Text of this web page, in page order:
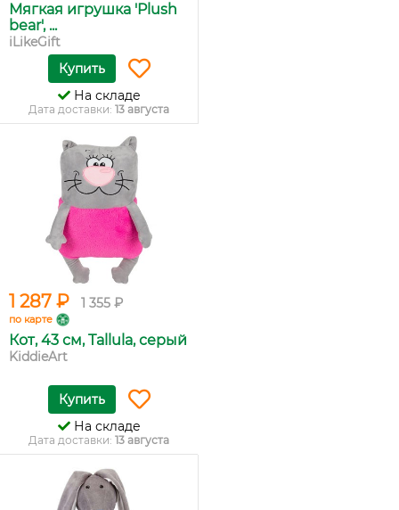
Мягкая игрушка 'Plush
bear', ...
iLikeGift
Купить
На складе
Дата доставки: 13 августа
1 287 ₽ 1 355 ₽
по карте
Кот, 43 см, Tallula, серый
KiddieArt
Купить
На складе
Дата доставки: 13 августа